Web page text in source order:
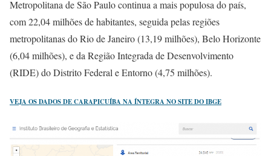
Metropolitana de São Paulo continua a mais populosa do país,
com 22,04 milhões de habitantes, seguida pelas regiões
metropolitanas do Rio de Janeiro (13,19 milhões), Belo Horizonte
(6,04 milhões), e da Região Integrada de Desenvolvimento
(RIDE) do Distrito Federal e Entorno (4,75 milhões).
VEJA OS DADOS DE CARAPICUÍBA NA ÍNTEGRA NO SITE DO IBGE